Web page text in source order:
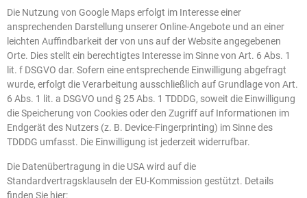
Die Nutzung von Google Maps erfolgt im Interesse einer
ansprechenden Darstellung unserer Online-Angebote und an einer
leichten Auffindbarkeit der von uns auf der Website angegebenen
Orte. Dies stellt ein berechtigtes Interesse im Sinne von Art. 6 Abs. 1
lit. f DSGVO dar. Sofern eine entsprechende Einwilligung abgefragt
wurde, erfolgt die Verarbeitung ausschließlich auf Grundlage von Art.
6 Abs. 1 lit. a DSGVO und § 25 Abs. 1 TDDDG, soweit die Einwilligung
die Speicherung von Cookies oder den Zugriff auf Informationen im
Endgerät des Nutzers (z. B. Device-Fingerprinting) im Sinne des
TDDDG umfasst. Die Einwilligung ist jederzeit widerrufbar.
Die Datenübertragung in die USA wird auf die
Standardvertragsklauseln der EU-Kommission gestützt. Details
finden Sie hier: